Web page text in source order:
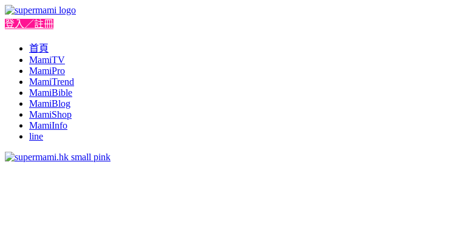
登入／註冊
首頁
MamiTV
MamiPro
MamiTrend
MamiBible
MamiBlog
MamiShop
MamiInfo
line